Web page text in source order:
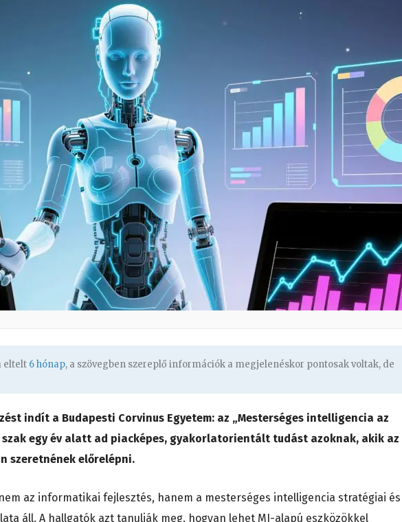
eltelt 6 hónap, a szövegben szereplő információk a megjelenéskor pontosak voltak, de
indít a Budapesti Corvinus Egyetem: az „Mesterséges intelligencia az
szak egy év alatt ad piacképes, gyakorlatorientált tudást azoknak, akik az
szeretnének előrelépni.
az informatikai fejlesztés, hanem a mesterséges intelligencia stratégiai és
áll. A hallgatók azt tanulják meg, hogyan lehet MI-alapú eszközökkel